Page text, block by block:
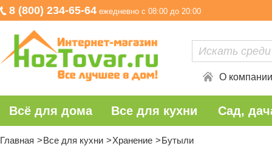
8 (800) 234-65-64 ежедневно с 08:00 до 20:00
О компании
Всё для дома Все для кухни Сад,
Главная Все для кухни Хранение Бутыли